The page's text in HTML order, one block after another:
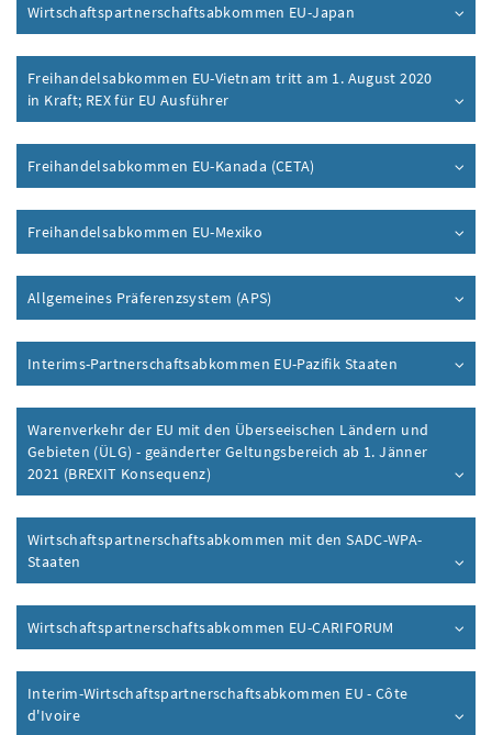
Wirtschaftspartnerschaftsabkommen EU-Japan
Freihandelsabkommen EU-Vietnam tritt am 1. August 2020
in Kraft; REX für EU Ausführer
Freihandelsabkommen EU-Kanada (CETA)
Freihandelsabkommen EU-Mexiko
Allgemeines Präferenzsystem (APS)
Interims-Partnerschaftsabkommen EU-Pazifik Staaten
Warenverkehr der EU mit den Überseeischen Ländern und
Gebieten (ÜLG) - geänderter Geltungsbereich ab 1. Jänner
2021 (BREXIT Konsequenz)
Wirtschaftspartnerschaftsabkommen mit den SADC-WPA-
Staaten
Wirtschaftspartnerschaftsabkommen EU-CARIFORUM
Interim-Wirtschaftspartnerschaftsabkommen EU - Côte
d'Ivoire